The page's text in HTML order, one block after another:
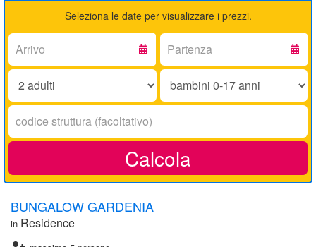
Seleziona le date per visualizzare i prezzi.
Arrivo:
Partenza:
Adulti:
Bambini
17
Codice
struttura:
Calcola
BUNGALOW GARDENIA
in Residence